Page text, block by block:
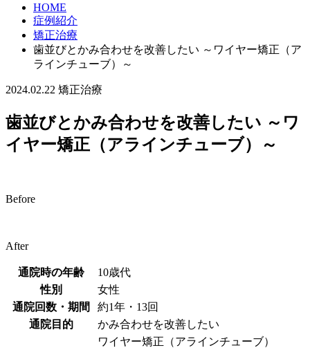
HOME
症例紹介
矯正治療
歯並びとかみ合わせを改善したい ～ワイヤー矯正（ア
ラインチューブ）～
2024.02.22 矯正治療
歯並びとかみ合わせを改善したい ～ワ
イヤー矯正（アラインチューブ）～
Before
After
通院時の年齢
10歳代
性別
女性
通院回数・期間
約1年・13回
通院目的
かみ合わせを改善したい
ワイヤー矯正（アラインチューブ）